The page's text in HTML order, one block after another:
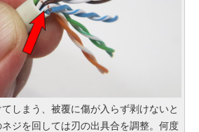
しまう、被覆に傷が入らず剥けないと
ジを回しては刃の出具合を調整。何度